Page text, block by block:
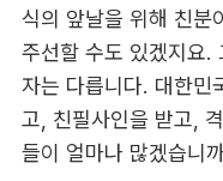
식의 앞날을 위해 친분
주선할 수도 있겠지요.
자는 다릅니다. 대한민
고, 친필사인을 받고,
들이 얼마나 많겠습니